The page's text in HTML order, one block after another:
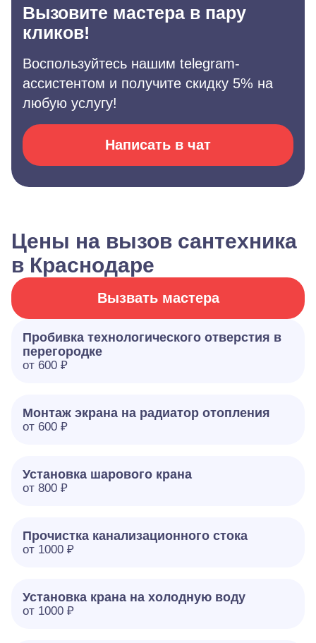
Вызовите мастера в пару
кликов!
Воспользуйтесь нашим telegram-
ассистентом и получите скидку 5% на
любую услугу!
Написать в чат
Цены на вызов сантехника
в Краснодаре
Вызвать мастера
Пробивка технологического отверстия в
перегородке
от 600 ₽
Монтаж экрана на радиатор отопления
от 600 ₽
Установка шарового крана
от 800 ₽
Прочистка канализационного стока
от 1000 ₽
Установка крана на холодную воду
от 1000 ₽